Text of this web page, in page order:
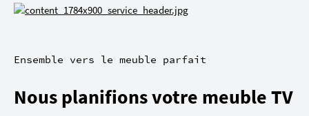
Ensemble vers le meuble parfait
Nous planifions votre meuble TV